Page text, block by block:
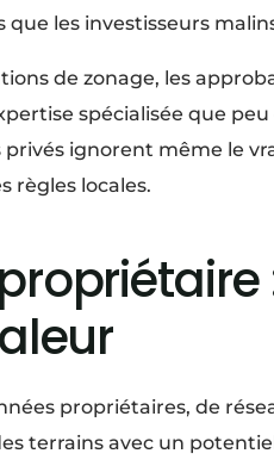
les investisseurs
de zonage, les
spécialisée que
ignorent même le
règles locales.
propriétaires, de
terrains avec un